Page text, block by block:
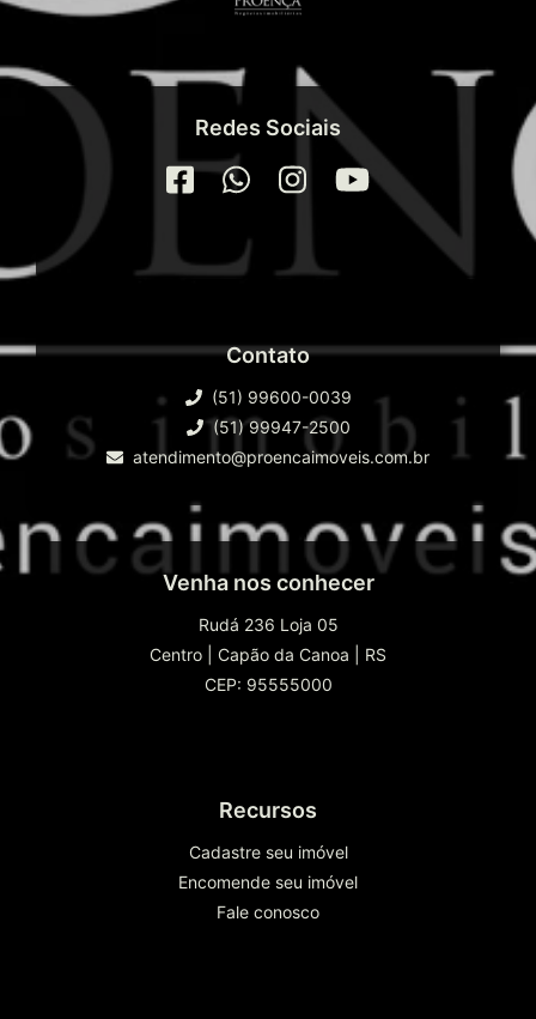
Redes Sociais
Contato
(51) 99600-0039
(51) 99947-2500
atendimento@proencaimoveis.com.br
Venha nos conhecer
Rudá 236 Loja 05
Centro
Capão da Canoa
RS
CEP: 95555000
Recursos
Cadastre seu imóvel
Encomende seu imóvel
Fale conosco